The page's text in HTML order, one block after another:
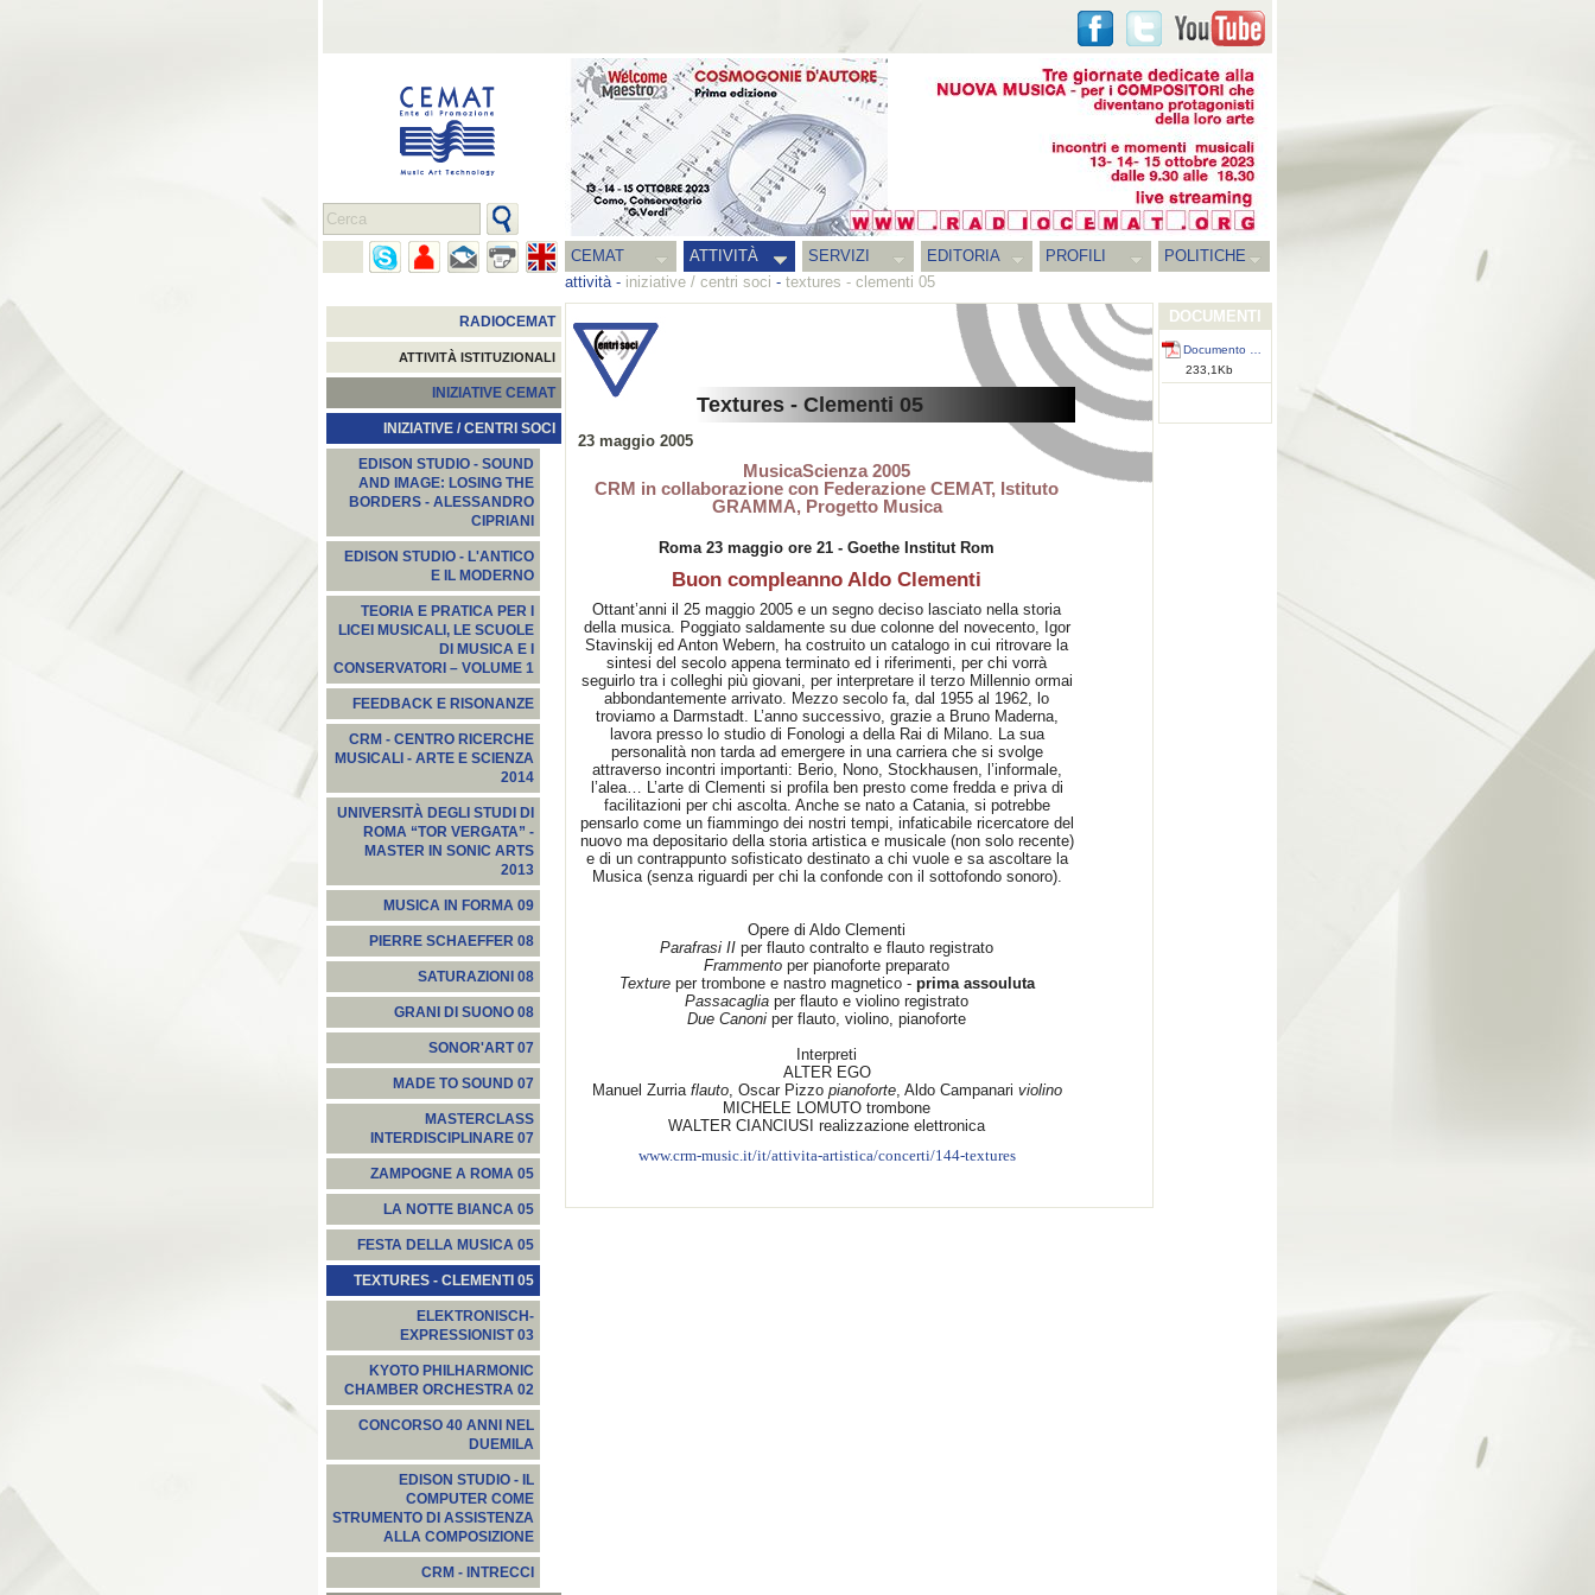
CEMAT ATTIVITÀ SERVIZI EDITORIA PROFILI
POLITICHE
attività- iniziative / centri soci - textures - clementi 05
RADIOCEMAT
ATTIVITÀ ISTITUZIONALI
INIZIATIVE CEMAT
INIZIATIVE / CENTRI SOCI
EDISON STUDIO - SOUND
AND IMAGE: LOSING THE
BORDERS - ALESSANDRO
CIPRIANI
EDISON STUDIO - L'ANTICO
E IL MODERNO
TEORIA E PRATICA PER I
LICEI MUSICALI, LE SCUOLE
DI MUSICA E I
CONSERVATORI – VOLUME 1
FEEDBACK E RISONANZE
CRM - CENTRO RICERCHE
MUSICALI - ARTE E SCIENZA
2014
UNIVERSITÀ DEGLI STUDI DI
ROMA “TOR VERGATA” -
MASTER IN SONIC ARTS
2013
MUSICA IN FORMA 09
PIERRE SCHAEFFER 08
SATURAZIONI 08
GRANI DI SUONO 08
SONOR'ART 07
MADE TO SOUND 07
MASTERCLASS
INTERDISCIPLINARE 07
ZAMPOGNE A ROMA 05
LA NOTTE BIANCA 05
FESTA DELLA MUSICA 05
TEXTURES - CLEMENTI 05
ELEKTRONISCH-
EXPRESSIONIST 03
KYOTO PHILHARMONIC
CHAMBER ORCHESTRA 02
CONCORSO 40 ANNI NEL
DUEMILA
EDISON STUDIO - IL
COMPUTER COME
STRUMENTO DI ASSISTENZA
ALLA COMPOSIZIONE
CRM - INTRECCI
Textures - Clementi 05
23 maggio 2005
MusicaScienza 2005
CRM in collaborazione con Federazione CEMAT, Istituto
GRAMMA, Progetto Musica
Roma 23 maggio ore 21 - Goethe Institut Rom
Buon compleanno Aldo Clementi
Ottant’anni il 25 maggio 2005 e un segno deciso lasciato nella storia
della musica. Poggiato saldamente su due colonne del novecento, Igor
Stavinskij ed Anton Webern, ha costruito un catalogo in cui ritrovare la
sintesi del secolo appena terminato ed i riferimenti, per chi vorrà
seguirlo tra i colleghi più giovani, per interpretare il terzo Millennio ormai
abbondantemente arrivato. Mezzo secolo fa, dal 1955 al 1962, lo
troviamo a Darmstadt. L’anno successivo, grazie a Bruno Maderna,
lavora presso lo studio di Fonologi a della Rai di Milano. La sua
personalità non tarda ad emergere in una carriera che si svolge
attraverso incontri importanti: Berio, Nono, Stockhausen, l’informale,
l’alea… L’arte di Clementi si profila ben presto come fredda e priva di
facilitazioni per chi ascolta. Anche se nato a Catania, si potrebbe
pensarlo come un fiammingo dei nostri tempi, infaticabile ricercatore del
nuovo ma depositario della storia artistica e musicale (non solo recente)
e di un contrappunto sofisticato destinato a chi vuole e sa ascoltare la
Musica (senza riguardi per chi la confonde con il sottofondo sonoro).
Opere di Aldo Clementi
Parafrasi II per flauto contralto e flauto registrato
Frammento per pianoforte preparato
Textureper trombone e nastro magnetico - prima assouluta
Passacaglia per flauto e violino registrato
Due Canoni per flauto, violino, pianoforte
Interpreti
ALTER EGO
Manuel Zurria flauto, Oscar Pizzo pianoforte, Aldo Campanari violino
MICHELE LOMUTO trombone
WALTER CIANCIUSI realizzazione elettronica
www.crm-music.it/it/attivita-artistica/concerti/144-textures
DOCUMENTI
Documento …
233,1Kb